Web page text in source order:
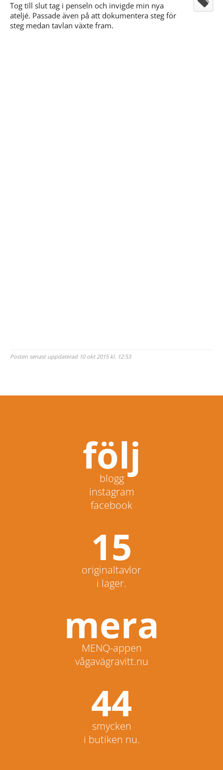
Tog till slut tag i penseln och invigde min nya
ateljé. Passade även på att dokumentera steg för
steg medan tavlan växte fram.
Posten senast uppdaterad 10 okt 2015 kl. 12:53
följ
blogg
instagram
facebook
15
originaltavlor
i lager.
mera
MENQ-appen
vågavägravitt.nu
44
smycken
i butiken nu.